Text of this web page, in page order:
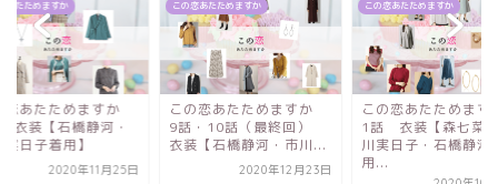
あたためますか
恋あたためますか
10話（最終回）
石橋静河・市川...
2020年12月23日
この恋あたためますか
この恋あたためますか
1話 衣装【森七菜・市
川実日子・石橋静河着
この恋あたためますか
この恋あたためま
6話 衣装【石橋静
市川実日子着用】